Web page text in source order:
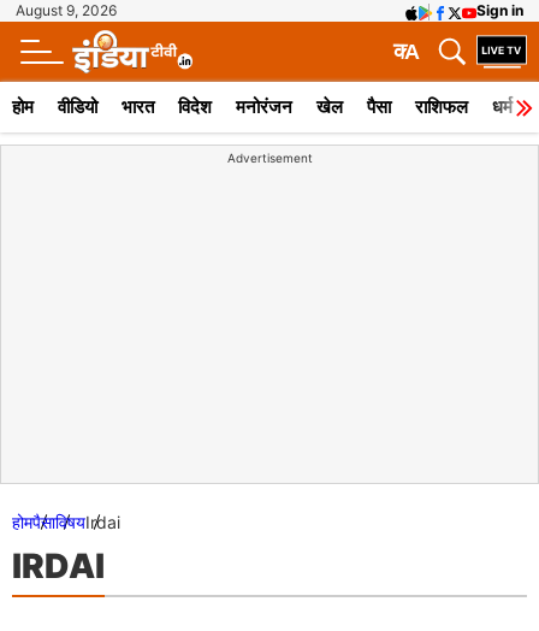
August 9, 2026 Sign in
A
क
होम वीडियो भारत विदेश मनोरंजन खेल पैसा राशिफल धर्म
Advertisement
होमपैसाविषयIrdai
IRDAI